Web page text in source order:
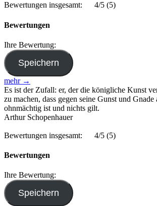
Bewertungen insgesamt: 4/5 (5)
Bewertungen
Ihre Bewertung:
mehr →
Es ist der Zufall: er, der die königliche Kunst
zu machen, dass gegen seine Gunst und Gnade
ohnmächtig ist und nichts gilt.
Arthur Schopenhauer
Bewertungen insgesamt: 4/5 (5)
Bewertungen
Ihre Bewertung: